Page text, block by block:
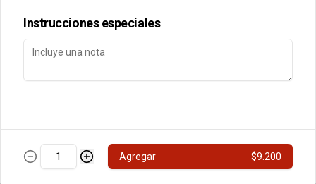
Camarón furay, palta, cubierto de queso,
chimichurri nikkei, flameado, crocante o brotes y
Instrucciones especiales
Agregar $9.200